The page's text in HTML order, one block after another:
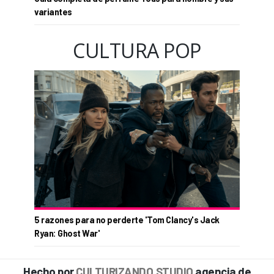
variantes
CULTURA POP
5 razones para no perderte 'Tom Clancy's Jack
Ryan: Ghost War'
Hecho porCULTURIZANDO.STUDIO agencia de